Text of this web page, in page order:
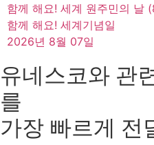
함께 해요! 세계 원주민의 날
함께 해요! 세계기념일
2026년 8월 07일
유네스코와 관
를
가장 빠르게 전